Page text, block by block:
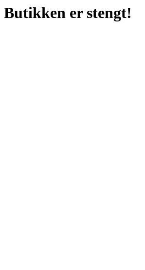
Butikken er stengt!